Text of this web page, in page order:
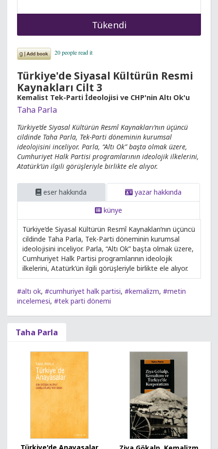
Tükendi
Türkiye'de Siyasal Kültürün Resmi
Kaynakları Cilt 3
Kemalist Tek-Parti İdeolojisi ve CHP'nin Altı Ok'u
Taha Parla
Türkiye’de Siyasal Kültürün Resmî Kaynakları’nın üçüncü
cildinde Taha Parla, Tek-Parti döneminin kurumsal
ideolojisini inceliyor. Parla, “Altı Ok” başta olmak üzere,
Cumhuriyet Halk Partisi programlarının ideolojik ilkelerini,
Atatürk’ün ilgili görüşleriyle birlikte ele alıyor.
eser hakkında
yazar hakkında
künye
Türkiye’de Siyasal Kültürün Resmî Kaynakları’nın üçüncü
cildinde Taha Parla, Tek-Parti döneminin kurumsal
ideolojisini inceliyor. Parla, “Altı Ok” başta olmak üzere,
Cumhuriyet Halk Partisi programlarının ideolojik
ilkelerini, Atatürk’ün ilgili görüşleriyle birlikte ele alıyor.
#altı ok, #cumhuriyet halk partisi, #kemalizm, #metin
incelemesi, #tek parti dönemi
Taha Parla